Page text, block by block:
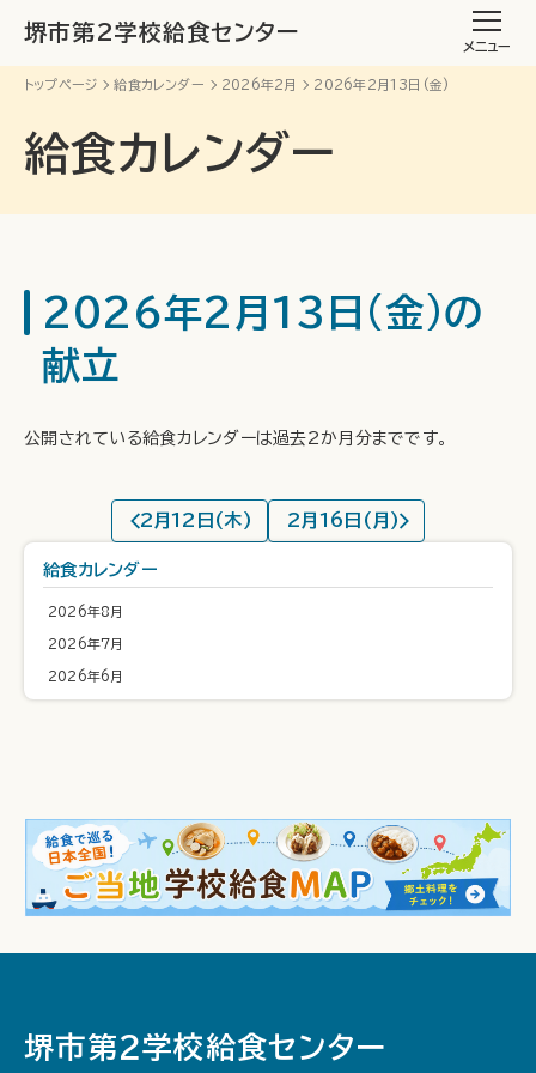
堺市第2学校給食センター
メニュー
トップページ 給食カレンダー 2026年2月 2026年2月13日(金)
給食カレンダー
2026年2月13日(金)の
献立
公開されている給食カレンダーは過去2か月分までです。
2月12日(木) 2月16日(月)
給食カレンダー
2026年8月
2026年7月
2026年6月
堺市第２学校給食センター